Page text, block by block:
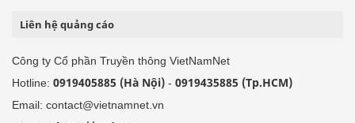
Liên hệ quảng cáo
Công ty Cổ phần Truyền thông VietNamNet
Hotline: 0919405885 (Hà Nội) - 0919435885 (Tp.HCM)
Email: contact@vietnamnet.vn